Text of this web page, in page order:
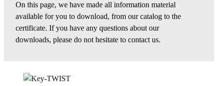
On this page, we have made all information material
available for you to download, from our catalog to the
certificate. If you have any questions about our
downloads, please do not hesitate to contact us.